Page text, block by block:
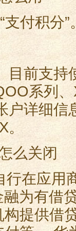
支付积分”
目前支持
系列
户详细
行在应用
为有借
提供借